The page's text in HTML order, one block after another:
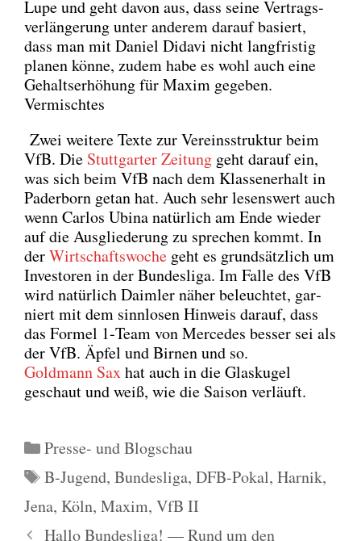
Lupe und geht davon aus, dass sei­ne Ver­trags­
ver­län­ge­rung unter ande­rem dar­auf basiert,
dass man mit Dani­el Dida­vi nicht lang­fris­tig
pla­nen kön­ne, zudem habe es wohl auch eine
Gehalts­er­hö­hung für Maxim gege­ben.
Vermischtes
Zwei wei­te­re Tex­te zur Ver­eins­struk­tur beim
VfB. Die Stutt­gar­ter Zei­tung geht dar­auf ein,
was sich beim VfB nach dem Klas­sen­er­halt in
Pader­born getan hat. Auch sehr lesens­wert auch
wenn Car­los Ubi­na natür­lich am Ende wie­der
auf die Aus­glie­de­rung zu spre­chen kommt. In
derWirt­schafts­wo­che geht es grund­sätz­lich um
Inves­to­ren in der Bun­des­li­ga. Im Fal­le des VfB
wird natür­lich Daim­ler näher beleuch­tet, gar­
niert mit dem sinn­lo­sen Hin­weis dar­auf, dass
das For­mel 1‑Team von Mer­ce­des bes­ser sei als
der VfB. Äpfel und Bir­nen und so.
Gold­mann Saxhat auch in die Glas­ku­gel
geschaut und weiß, wie die Sai­son ver­läuft.
Kategorien
Presse- und Blogschau
Schlagwörter
B-Jugend, Bundesliga, DFB-Pokal, Harnik,
Jena, Köln, Maxim, VfB II
Hallo Bundesliga! — Rund um den